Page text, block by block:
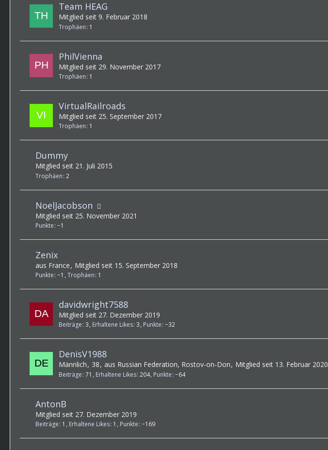
Team HEAG
Mitglied seit 9. Februar 2018
Trophäen 1
PhilVienna
Mitglied seit 29. November 2017
Trophäen 1
VirtualRailroads
Mitglied seit 25. September 2017
Trophäen 1
Dummy
Mitglied seit 21. Juli 2015
Trophäen 2
NoelJacobson
Mitglied seit 25. November 2021
Punkte −1
Zenix
aus France Mitglied seit 15. September 2018
Punkte −1 Trophäen 1
davidwright7588
Mitglied seit 27. Dezember 2019
Beiträge 3 Erhaltene Likes 3 Punkte −32
DenisV1988
Männlich 38 aus Russian Federation, Rostov-on-Don Mitglied seit 13. Februar 2020
Beiträge 71 Erhaltene Likes 204 Punkte −64
AntonB
Mitglied seit 27. Dezember 2019
Beiträge 1 Erhaltene Likes 1 Punkte −169